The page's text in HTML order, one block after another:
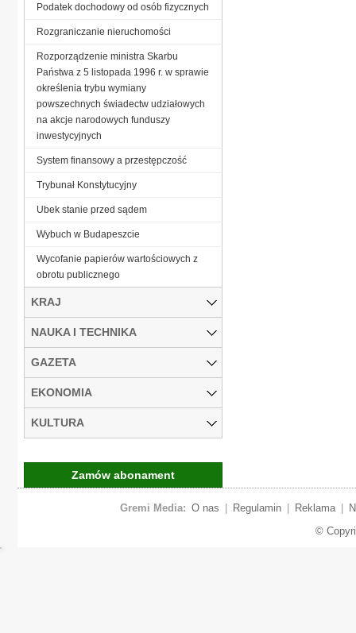
Podatek dochodowy od osób fizycznych
Rozgraniczanie nieruchomości
Rozporządzenie ministra Skarbu
Państwa z 5 listopada 1996 r. w sprawie
określenia trybu wymiany
powszechnych świadectw udziałowych
na akcje narodowych funduszy
inwestycyjnych
System finansowy a przestępczość
Trybunał Konstytucyjny
Ubek stanie przed sądem
Wybuch w Budapeszcie
Wycofanie papierów wartościowych z
obrotu publicznego
KRAJ
NAUKA I TECHNIKA
GAZETA
EKONOMIA
KULTURA
Zamów abonament
Gremi Media: O nas Regulamin Reklama
©